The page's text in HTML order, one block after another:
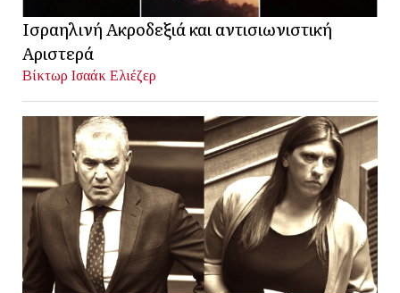
Ισραηλινή Ακροδεξιά και αντισιωνιστική
Αριστερά
Βίκτωρ Ισαάκ Ελιέζερ